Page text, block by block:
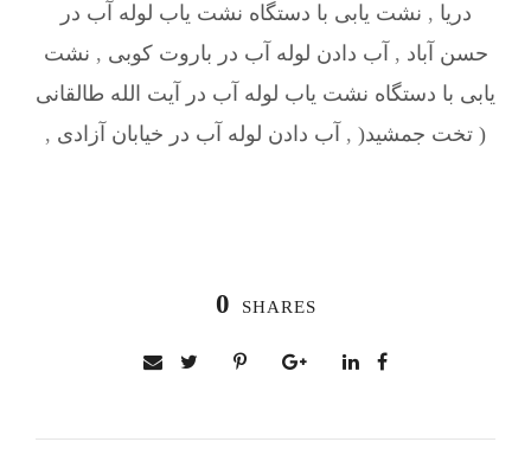
دریا , نشت یابی با دستگاه نشت یاب لوله آب در
حسن آباد , آب دادن لوله آب در باروت کوبی , نشت
یابی با دستگاه نشت یاب لوله آب در آیت الله طالقانی
( تخت جمشید( , آب دادن لوله آب در خیابان آزادی ,
0 SHARES